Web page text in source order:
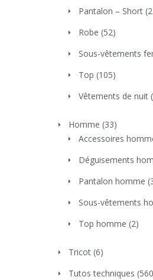
Pantalon – Short
Robe (52)
Sous-vêtements
Top (105)
Vêtements de nuit
Homme (33)
Accessoires
Déguisements
Pantalon homme
Sous-vêtements
Top homme (2)
Tricot (6)
Tutos techniques